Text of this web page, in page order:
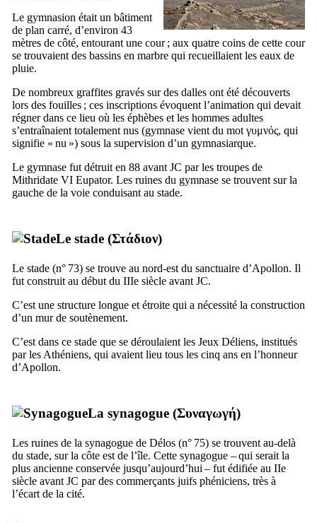
Le gymnasion était un bâtiment
de plan carré, d’environ 43
mètres de côté, entourant une cour ; aux quatre coins de cette cour
se trouvaient des bassins en marbre qui recueillaient les eaux de
pluie.
De nombreux graffites gravés sur des dalles ont été découverts
lors des fouilles ; ces inscriptions évoquent l’animation qui devait
régner dans ce lieu où les éphèbes et les hommes adultes
s’entraînaient totalement nus (gymnase vient du mot γυμνός, qui
signifie « nu ») sous la supervision d’un gymnasiarque.
Le gymnase fut détruit en 88 avant JC par les troupes de
Mithridate VI Eupator. Les ruines du gymnase se trouvent sur la
gauche de la voie conduisant au stade.
Le stade (Στάδιον)
Le stade (n° 73) se trouve au nord-est du sanctuaire d’Apollon. Il
fut construit au début du IIIe siècle avant JC.
C’est une structure longue et étroite qui a nécessité la construction
d’un mur de soutènement.
C’est dans ce stade que se déroulaient les Jeux Déliens, institués
par les Athéniens, qui avaient lieu tous les cinq ans en l’honneur
d’Apollon.
La synagogue (Συναγωγή)
Les ruines de la synagogue de Délos (n° 75) se trouvent au-delà
du stade, sur la côte est de l’île. Cette synagogue – qui serait la
plus ancienne conservée jusqu’aujourd’hui – fut édifiée au IIe
siècle avant JC par des commerçants juifs phéniciens, très à
l’écart de la cité.